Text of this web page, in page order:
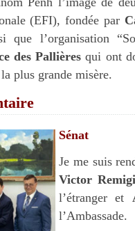
(EFI), fondée par
que l’organisation
des Pallières qui ont
plus grande misère.
Sénat
Je me suis
Victor
l’étranger et
l’Ambassade.